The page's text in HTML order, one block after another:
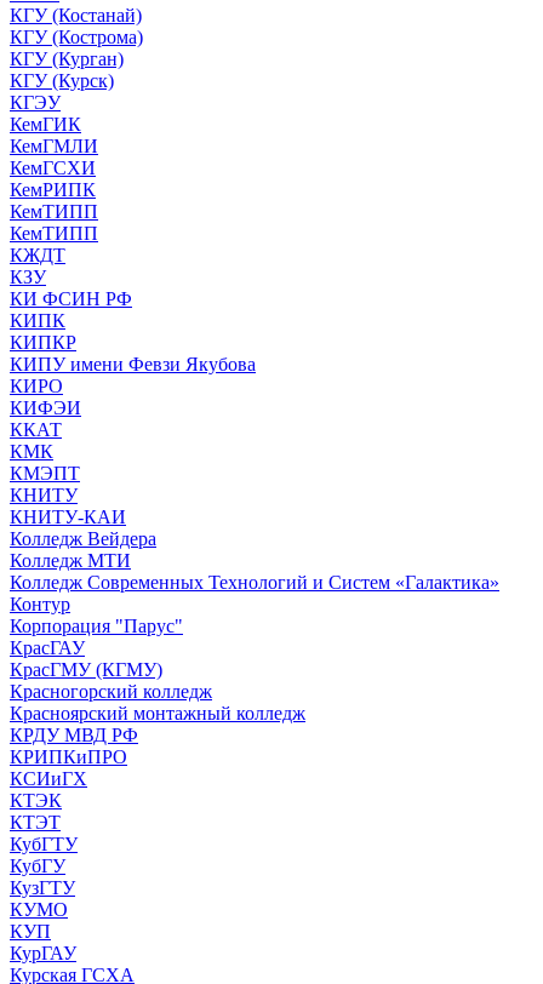
КГУ (Костанай)
КГУ (Кострома)
КГУ (Курган)
КГУ (Курск)
КГЭУ
КемГИК
КемГМЛИ
КемГСХИ
КемРИПК
КемТИПП
КемТИПП
КЖДТ
КЗУ
КИ ФСИН РФ
КИПК
КИПКР
КИПУ имени Февзи Якубова
КИРО
КИФЭИ
ККАТ
КМК
КМЭПТ
КНИТУ
КНИТУ-КАИ
Колледж Вейдера
Колледж МТИ
Колледж Современных Технологий и Систем «Галактика»
Контур
Корпорация "Парус"
КрасГАУ
КрасГМУ (КГМУ)
Красногорский колледж
Красноярский монтажный колледж
КРДУ МВД РФ
КРИПКиПРО
КСИиГХ
КТЭК
КТЭТ
КубГТУ
КубГУ
КузГТУ
КУМО
КУП
КурГАУ
Курская ГСХА